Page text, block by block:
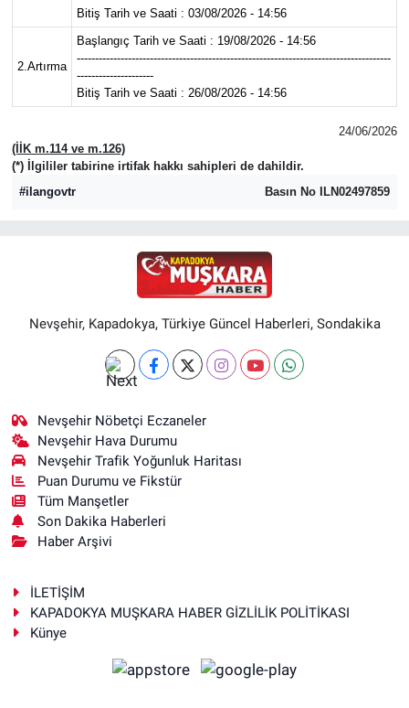
Bitiş Tarih ve Saati : 03/08/2026 - 14:56
2.Artırma
Başlangıç Tarih ve Saati : 19/08/2026 - 14:56
--------------------------------------------------------------------------------------
---------------------
Bitiş Tarih ve Saati : 26/08/2026 - 14:56
24/06/2026
(İİK m.114 ve m.126)
(*) İlgililer tabirine irtifak hakkı sahipleri de dahildir.
#ilangovtr
Basın No ILN02497859
Nevşehir, Kapadokya, Türkiye Güncel Haberleri, Sondakika
Nevşehir Nöbetçi Eczaneler
Nevşehir Hava Durumu
Nevşehir Trafik Yoğunluk Haritası
Puan Durumu ve Fikstür
Tüm Manşetler
Son Dakika Haberleri
Haber Arşivi
İLETİŞİM
KAPADOKYA MUŞKARA HABER GİZLİLİK POLİTİKASI
Künye